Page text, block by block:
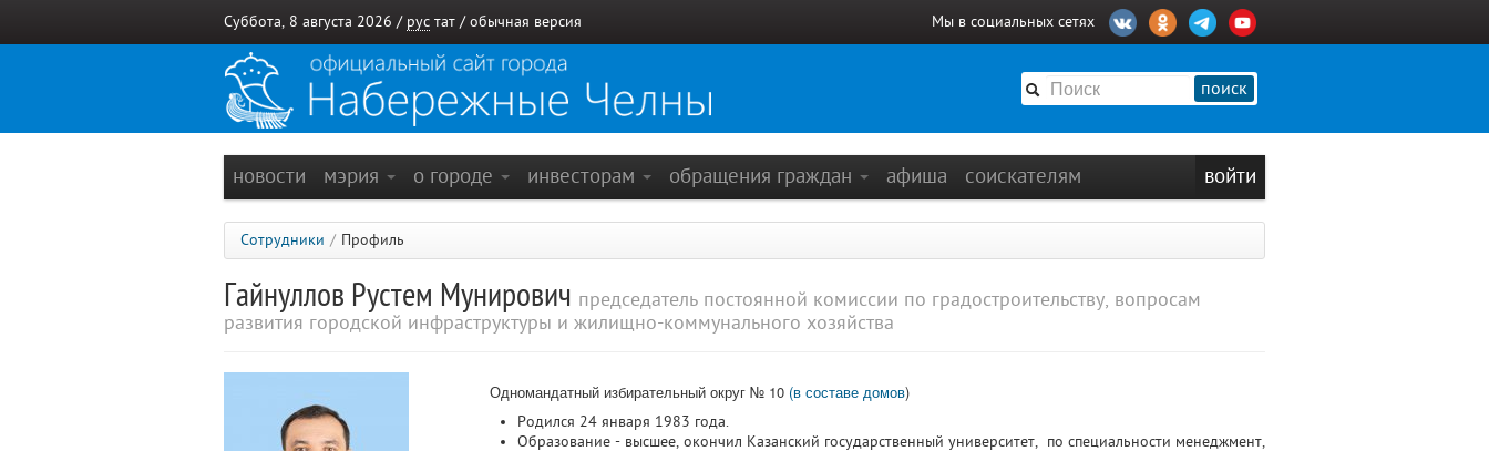
Суббота, 8 августа 2026 / рус тат / обычная версия Мы в социальных сетях
поиск
новости мэрия о городе инвесторам обращения граждан афиша соискателям войти
Сотрудники / Профиль
Гайнуллов Рустем Мунирович председатель постоянной комиссии по градостроительству, вопросам
развития городской инфраструктуры и жилищно-коммунального хозяйства
Одномандатный избирательный округ № 10 (в составе домов)
Родился 24 января 1983 года.
Образование - высшее, окончил Казанский государственный университет, по специальности менеджмент,